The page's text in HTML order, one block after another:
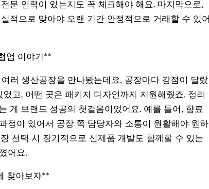
문 인력이 있는지도 꼭 체크해야 해요. 마지막으로,
적으로 맞아야 오랜 기간 안정적으로 거래할 수 있어
업 이야기**
러 생산공장을 만나봤는데요. 공장마다 강점이 달랐
고, 어떤 곳은 패키지 디자인까지 지원해줬죠. 정리
게 브랜드 성공의 첫걸음이었어요. 예를 들어, 향료
정이 있어서 공장 쪽 담당자와 소통이 원활해야 원하
선택 시 장기적으로 신제품 개발도 함께할 수 있는
어요.
찾아보자**